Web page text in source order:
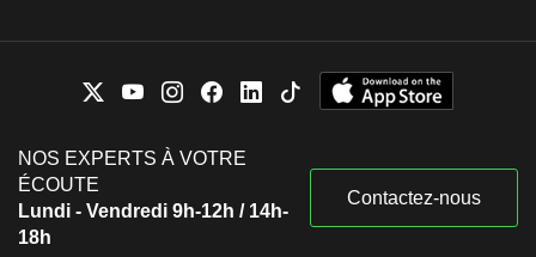
NOS EXPERTS À VOTRE
ÉCOUTE
Lundi - Vendredi 9h-12h / 14h-
18h
Contactez-nous